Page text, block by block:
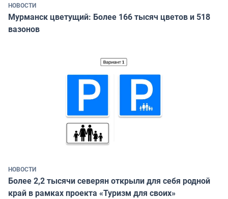
НОВОСТИ
Мурманск цветущий: Более 166 тысяч цветов и 518
вазонов
НОВОСТИ
Более 2,2 тысячи северян открыли для себя родной
край в рамках проекта «Туризм для своих»